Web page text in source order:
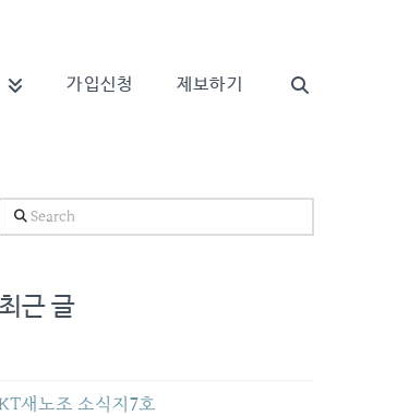
가입신청 제보하기
Search
근 글
KT새노조 소식지7호